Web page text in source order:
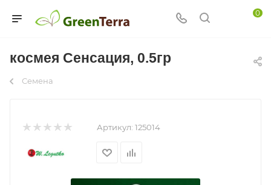
0
космея Сенсация, 0.5гр
Семена
Артикул: 125014